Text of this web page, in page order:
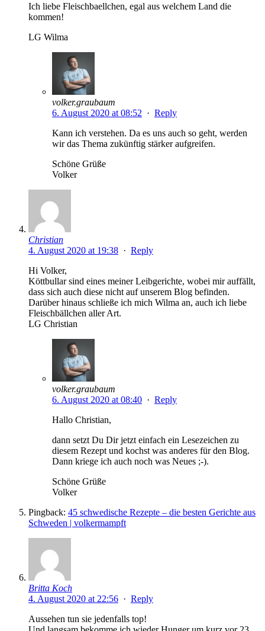
Ich liebe Fleischbaellchen, egal aus welchem Land die
kommen!
LG Wilma
volker.graubaum
6. August 2020 at 08:52 · Reply
Kann ich verstehen. Da es uns auch so geht, werden
wir das Thema zukünftig stärker aufgreifen.
Schöne Grüße
Volker
Christian
4. August 2020 at 19:38 · Reply
Hi Volker,
Köttbullar sind eines meiner Leibgerichte, wobei mir auffällt,
dass sich auch diese nicht auf unserem Blog befinden.
Darüber hinaus schließe ich mich Wilma an, auch ich liebe
Fleischbällchen aller Art.
LG Christian
volker.graubaum
6. August 2020 at 08:40 · Reply
Hallo Christian,
dann setzt Du Dir jetzt einfach ein Lesezeichen zu
diesem Rezept und kochst was anderes für den Blog.
Dann kriege ich auch noch was Neues ;-).
Schöne Grüße
Volker
Pingback: 45 schwedische Rezepte – die besten Gerichte aus
Schweden | volkermampft
Britta Koch
4. August 2020 at 22:56 · Reply
Aussehen tun sie jedenfalls top!